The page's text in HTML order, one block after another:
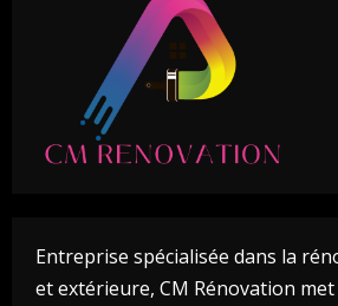
Entreprise spécialisée dans la
et extérieure, CM Rénovation